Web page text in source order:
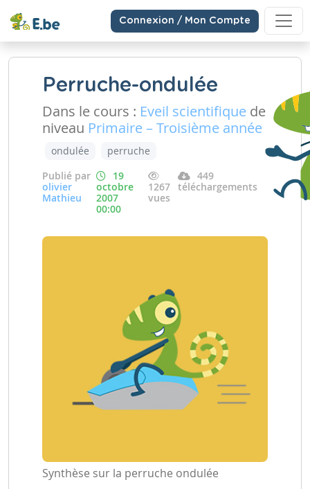
Connexion / Mon Compte
Perruche-ondulée
Dans le cours : Eveil scientifique de
niveau Primaire – Troisième année
ondulée
perruche
Publié par
olivier
Mathieu
19
octobre
2007
00:00
1267
vues
449
téléchargements
Synthèse sur la perruche ondulée